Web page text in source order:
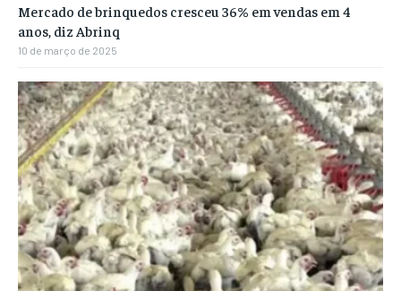
Mercado de brinquedos cresceu 36% em vendas em 4
anos, diz Abrinq
10 de março de 2025